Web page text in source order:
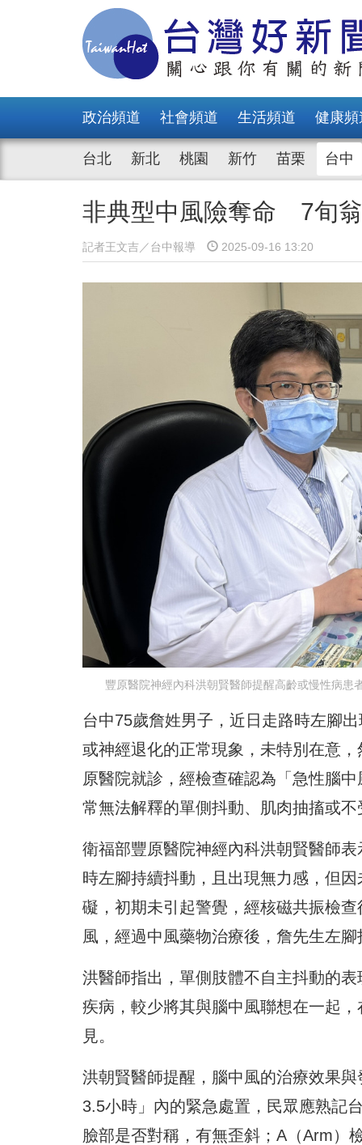
政治頻道 社會頻道 生活頻道 健康頻
台北 新北 桃園 新竹 苗栗 台中
非典型中風險奪命 7旬
記者王文吉／台中報導 2025-09-16 13:20
豐原醫院神經內科洪朝賢醫師提醒高齡或慢性病患
台中75歲詹姓男子，近日走路時左腳
或神經退化的正常現象，未特別在意
原醫院就診，經檢查確認為「急性腦
常無法解釋的單側抖動、肌肉抽搐或
衛福部豐原醫院神經內科洪朝賢醫師
時左腳持續抖動，且出現無力感，但
礙，初期未引起警覺，經核磁共振檢
風，經過中風藥物治療後，詹先生左腳
洪醫師指出，單側肢體不自主抖動的
疾病，較少將其與腦中風聯想在一起
見。
洪朝賢醫師提醒，腦中風的治療效果
3.5小時」內的緊急處置，民眾應熟記
臉部是否對稱，有無歪斜；A（Arm）